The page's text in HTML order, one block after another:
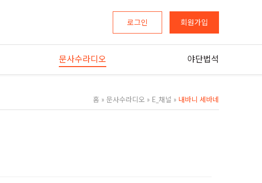
로그인 회원가입
문사수라디오 야단법석
홈 » 문사수라디오 » E_채널 » 내바니 세바네